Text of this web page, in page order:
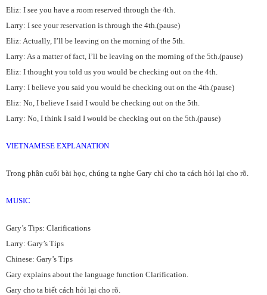
Eliz: I see you have a room reserved through the 4th.
Larry: I see your reservation is through the 4th.(pause)
Eliz: Actually, I’ll be leaving on the morning of the 5th.
Larry: As a matter of fact, I’ll be leaving on the morning of the 5th.(pause)
Eliz: I thought you told us you would be checking out on the 4th.
Larry: I believe you said you would be checking out on the 4th.(pause)
Eliz: No, I believe I said I would be checking out on the 5th.
Larry: No, I think I said I would be checking out on the 5th.(pause)
VIETNAMESE EXPLANATION
Trong phần cuối bài học, chúng ta nghe Gary chỉ cho ta cách hỏi lại cho rõ.
MUSIC
Gary’s Tips: Clarifications
Larry: Gary’s Tips
Chinese: Gary’s Tips
Gary explains about the language function Clarification.
Gary cho ta biết cách hỏi lại cho rõ.